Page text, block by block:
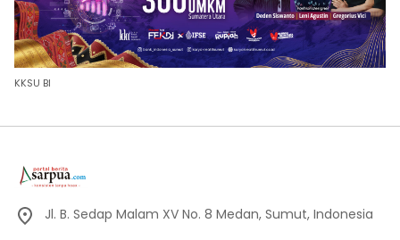
KKSU BI
Jl. B. Sedap Malam XV No. 8 Medan, Sumut, Indonesia